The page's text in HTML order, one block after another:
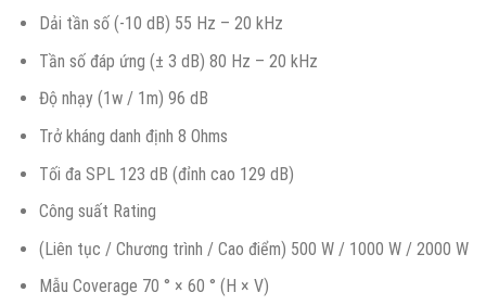
Dải tần số (-10 dB) 55 Hz – 20 kHz
Tần số đáp ứng (± 3 dB) 80 Hz – 20 kHz
Độ nhạy (1w / 1m) 96 dB
Trở kháng danh định 8 Ohms
Tối đa SPL 123 dB (đỉnh cao 129 dB)
Công suất Rating
(Liên tục / Chương trình / Cao điểm) 500 W / 1000 W / 2000 W
Mẫu Coverage 70 ° × 60 ° (H × V)